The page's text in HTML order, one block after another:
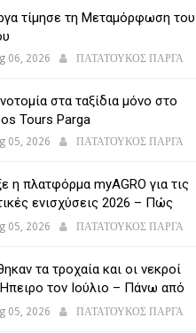
POSTS
τίμησε τη Μεταμόρφωση του
06, 2026 ΠΑΤΑΤΟΥΚΟΣ ΠΑΡΓΑ
στα ταξίδια μόνο στο
Tours Parga
05, 2026 ΠΑΤΑΤΟΥΚΟΣ ΠΑΡΓΑ
η πλατφόρμα myAGRO για τις
ενισχύσεις 2026 – Πώς
η Ενιαία Αίτηση
05, 2026 ΠΑΤΑΤΟΥΚΟΣ ΠΑΡΓΑ
τα τροχαία και οι νεκροί
τον Ιούλιο – Πάνω από
05, 2026 ΠΑΤΑΤΟΥΚΟΣ ΠΑΡΓΑ